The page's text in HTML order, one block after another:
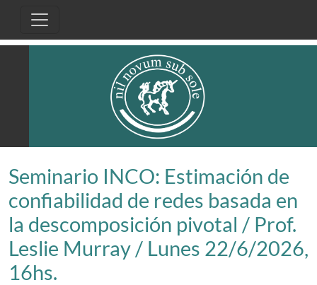
Seminario INCO: Estimación de
confiabilidad de redes basada en
la descomposición pivotal / Prof.
Leslie Murray / Lunes 22/6/2026,
16hs.